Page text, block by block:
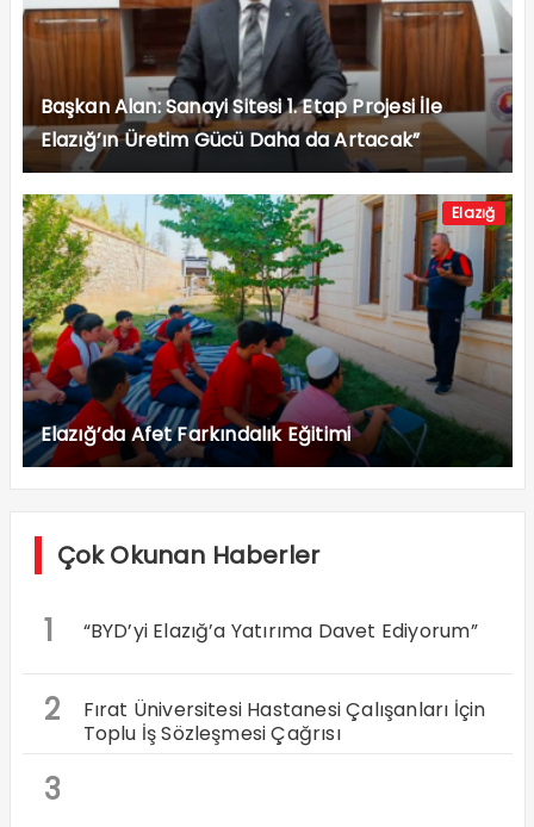
Başkan Alan: Sanayi Sitesi 1. Etap Projesi İle
Elazığ’ın Üretim Gücü Daha da Artacak”
Elazığ
Elazığ’da Afet Farkındalık Eğitimi
Çok Okunan Haberler
1 “BYD’yi Elazığ’a Yatırıma Davet Ediyorum”
2
Fırat Üniversitesi Hastanesi Çalışanları İçin
Toplu İş Sözleşmesi Çağrısı
3